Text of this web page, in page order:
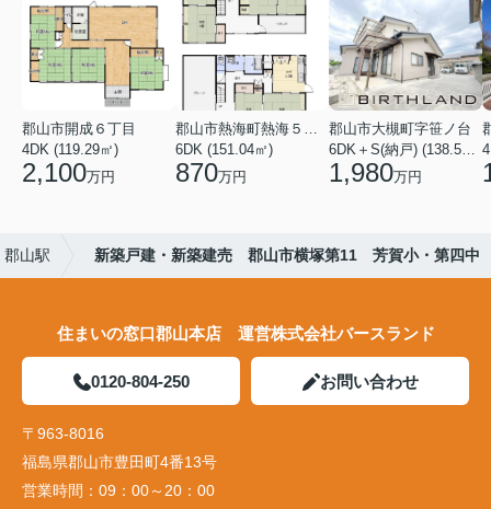
郡山市開成６丁目
4DK (119.29㎡)
2,100万円
郡山市熱海町熱海５丁目
6DK (151.04㎡)
870万円
郡山市大槻町字笹ノ台
6DK＋S(納戸) (138.55㎡)
1,980万円
郡山駅 新築戸建・新築建売 郡山市横塚第11 芳賀小・第四中
住まいの窓口郡山本店 運営株式会社バースランド
0120-804-250 お問い合わせ
〒963-8016
福島県郡山市豊田町4番13号
営業時間： 09：00～20：00